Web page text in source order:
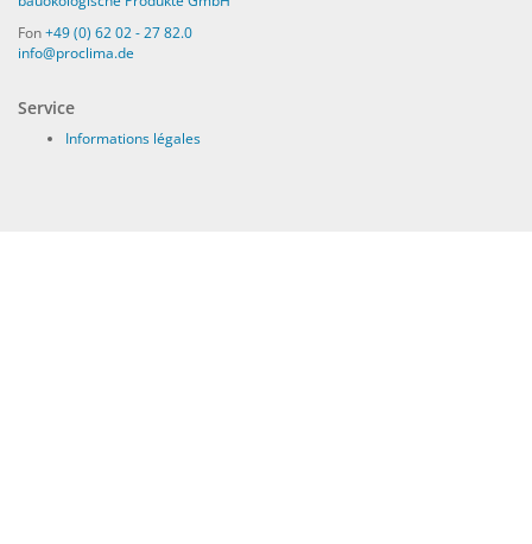
Fon+49 (0) 62 02 - 27 82.0
info@proclima.de
Service
Informations légales